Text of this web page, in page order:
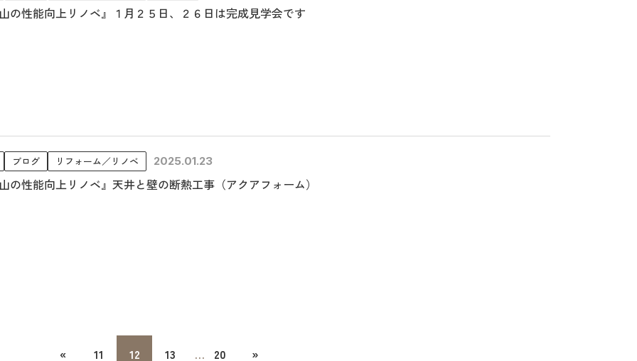
の性能向上リノベ』１月２５日、２６日は完成見学会です
ブログ リフォーム／リノベ 2025.01.23
の性能向上リノベ』天井と壁の断熱工事（アクアフォーム）
« 11 12 13 20 »